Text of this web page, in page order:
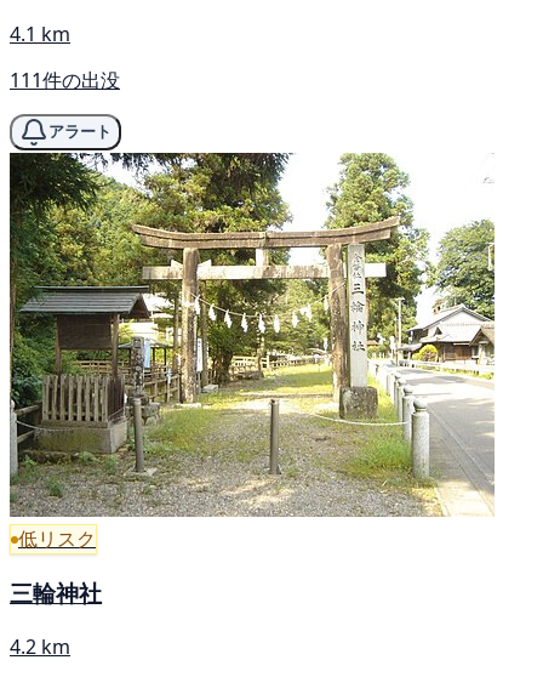
4.1 km
111件の出没
アラート
低リスク
三輪神社
4.2 km